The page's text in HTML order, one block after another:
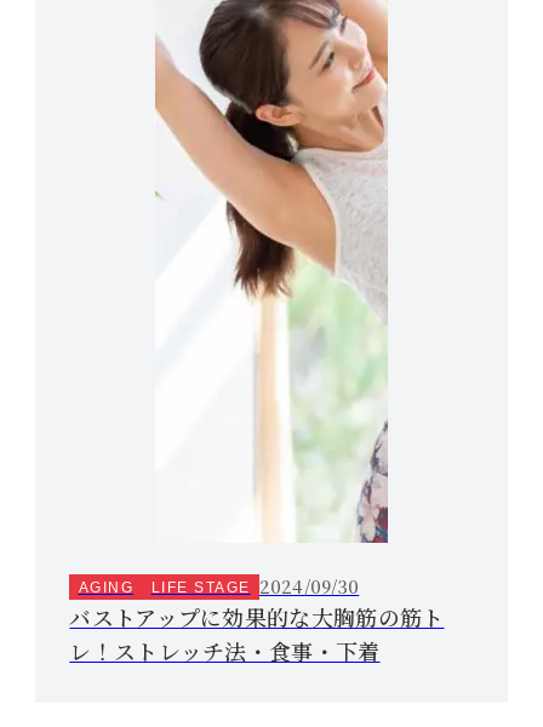
AGING LIFE STAGE 2024/09/30
バストアップに効果的な大胸筋の筋ト
レ！ストレッチ法・食事・下着